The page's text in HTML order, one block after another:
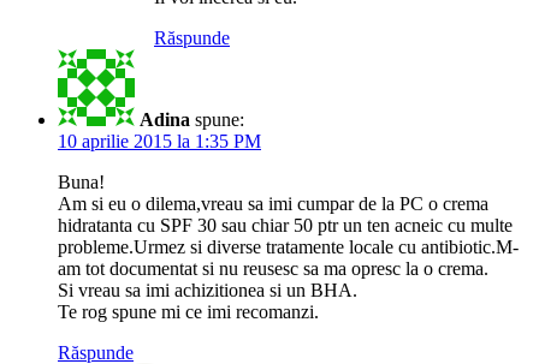
Răspunde
Adina spune:
10 aprilie 2015 la 1:35 PM
Buna!
Am si eu o dilema,vreau sa imi cumpar de la PC o crema
hidratanta cu SPF 30 sau chiar 50 ptr un ten acneic cu multe
probleme.Urmez si diverse tratamente locale cu antibiotic.M-
am tot documentat si nu reusesc sa ma opresc la o crema.
Si vreau sa imi achizitionea si un BHA.
Te rog spune mi ce imi recomanzi.
Răspunde